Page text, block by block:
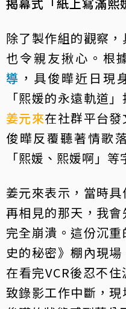
除了製作組的觀察
也令親友揪心。根
導 ，具俊曄近日現
「熙媛的永遠軌道
姜元來在社群平台
俊曄反覆聽著情歌
「熙媛、熙媛啊」等
姜元來表示，當時
再相見的那天，我
完全崩潰。這份沉
史的秘密》棚內現
在看完VCR後忍不
致錄影工作中斷，